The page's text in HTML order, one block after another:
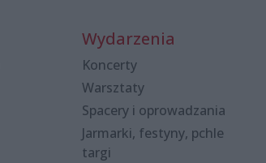
Wydarzenia
Koncerty
Warsztaty
Spacery i oprowadzania
Jarmarki, festyny, pchle
targi